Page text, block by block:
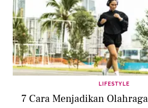
LIFESTYLE
7 Cara Menjadikan